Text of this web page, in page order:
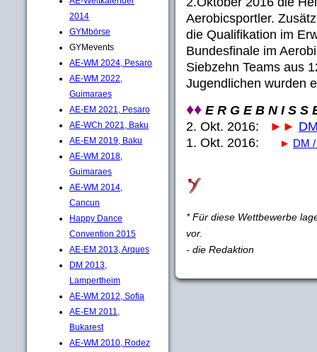
2014
GYMbörse
GYMevents
AE-WM 2024, Pesaro
AE-WM 2022,
Guimaraes
AE-EM 2021, Pesaro
AE-WCh 2021, Baku
AE-EM 2019, Baku
AE-WM 2018,
Guimaraes
AE-WM 2014,
Cancun
Happy Dance
Convention 2015
AE-EM 2013, Arques
DM 2013,
Lampertheim
AE-WM 2012, Sofia
AE-EM 2011,
Bukarest
AE-WM 2010, Rodez
Aerobicsportler.
die Qualifikation im
Bundesfinale im
Siebzehn Teams aus
Jugendlichen wurden
♦♦ E R G E B N I S S
2. Okt. 2016:
►►
1. Okt. 2016:
► DM
* Für diese Wettbewerbe
vor.
- die Redaktion